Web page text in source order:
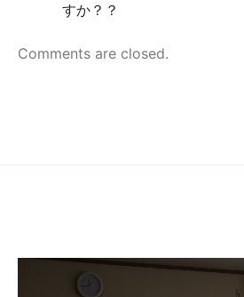
すか？？
Comments are closed.